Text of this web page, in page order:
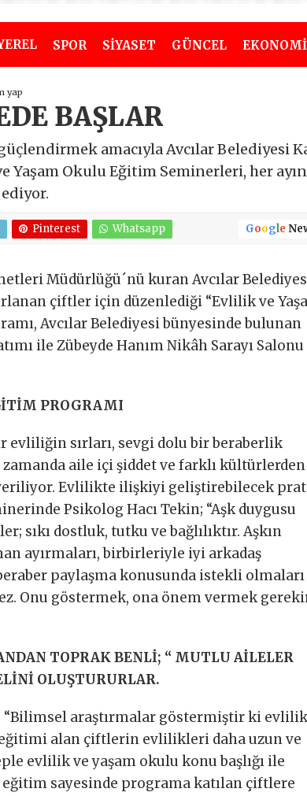
SPOR SİYASET GÜNCEL EKONOMİ
yap
BAŞLAR
amacıyla Avcılar Belediyesi
Okulu Eğitim Seminerleri, her
Pinterest Whatsapp Google
Müdürlüğü´nü kuran Avcılar
çiftler için düzenlediği “Evlilik ve
Avcılar Belediyesi bünyesinde bulunan
ile Zübeyde Hanım Nikâh Sarayı Salonu
PROGRAMI
evliliğin sırları, sevgi dolu bir beraberlik
aile içi şiddet ve farklı kültürlerden
Evlilikte ilişkiyi geliştirebilecek
Psikolog Hacı Tekin; “Aşk duygusu
sıkı dostluk, tutku ve bağlılıktır. Aşkın
ayırmaları, birbirleriyle iyi arkadaş
paylaşma konusunda istekli olmaları
Onu göstermek, ona önem vermek
TOPRAK BENLİ; “ MUTLU AİLELER
OLUŞTURURLAR.
“Bilimsel araştırmalar göstermiştir ki evlilik
alan çiftlerin evlilikleri daha uzun ve
evlilik ve yaşam okulu konu başlığı ile
sayesinde programa katılan çiftlere